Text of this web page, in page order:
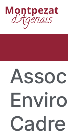
Montpezat
d'Agenais
Cookies